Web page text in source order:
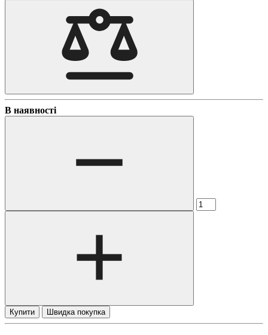
В наявності
Купити Швидка покупка